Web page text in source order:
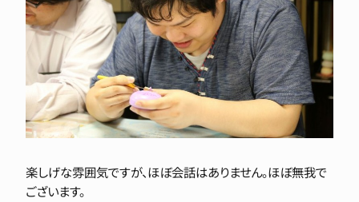
楽しげな雰囲気ですが、ほぼ会話はありません。ほぼ無我で
ございます。